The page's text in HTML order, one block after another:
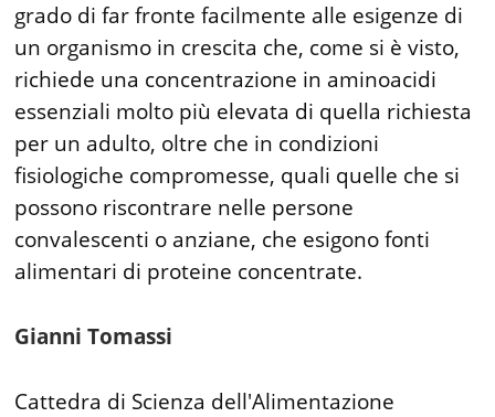
grado di far fronte facilmente alle esigenze di
un organismo in crescita che, come si è visto,
richiede una concentrazione in aminoacidi
essenziali molto più elevata di quella richiesta
per un adulto, oltre che in condizioni
fisiologiche compromesse, quali quelle che si
possono riscontrare nelle persone
convalescenti o anziane, che esigono fonti
alimentari di proteine concentrate.
Gianni Tomassi
Cattedra di Scienza dell'Alimentazione